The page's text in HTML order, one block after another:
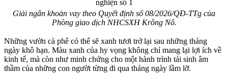
Giải ngân khoản vay theo Quyết định số 08/2026/QĐ-TTg của
Phòng giao dịch NHCSXH Krông Nô.
Những vườn cà phê có thể sẽ xanh tươi trở lại sau những tháng
ngày khô hạn. Màu xanh của hy vọng không chỉ mang lại lợi ích về
kinh tế, mà còn như minh chứng cho một hành trình tái sinh âm
thầm của những con người từng đi qua tháng ngày lầm lỡ.